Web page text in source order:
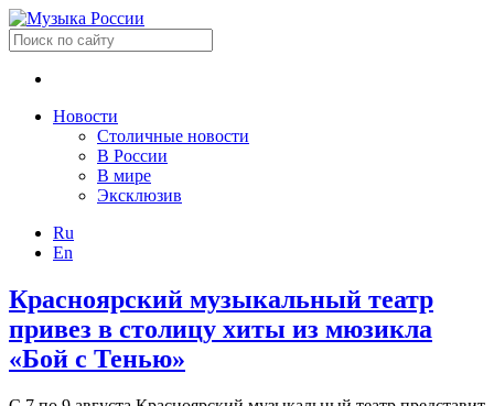
Новости
Столичные новости
В России
В мире
Эксклюзив
Ru
En
Красноярский музыкальный театр
привез в столицу хиты из мюзикла
«Бой с Тенью»